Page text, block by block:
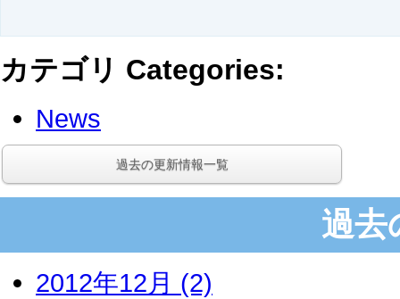
カテゴリ Categories:
News
過去の更新情報一覧
過去
2012年12月 (2)